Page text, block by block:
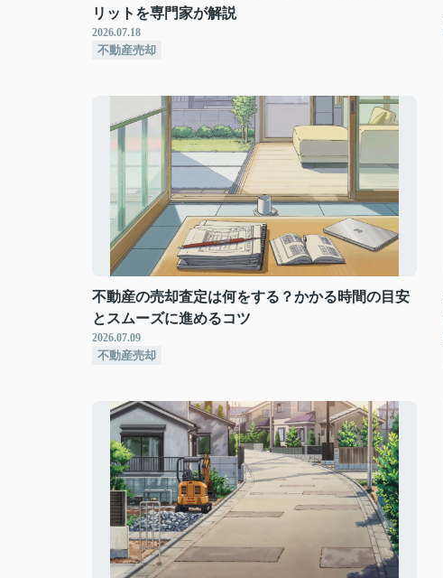
リットを専門家が解説
2026.07.18
不動産売却
不動産の売却査定は何をする？かかる時間の目安
とスムーズに進めるコツ
2026.07.09
不動産売却